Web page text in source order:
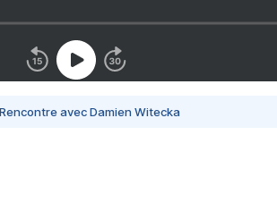
avec Damien Witecka